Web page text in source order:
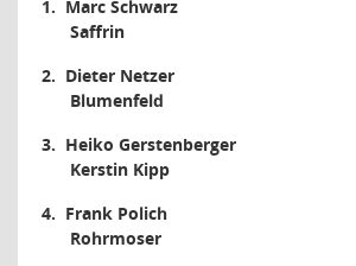
1. Marc Schwarz
Saffrin
2. Dieter Netzer
Blumenfeld
3. Heiko Gerstenberger
Kerstin Kipp
4. Frank Polich
Rohrmoser